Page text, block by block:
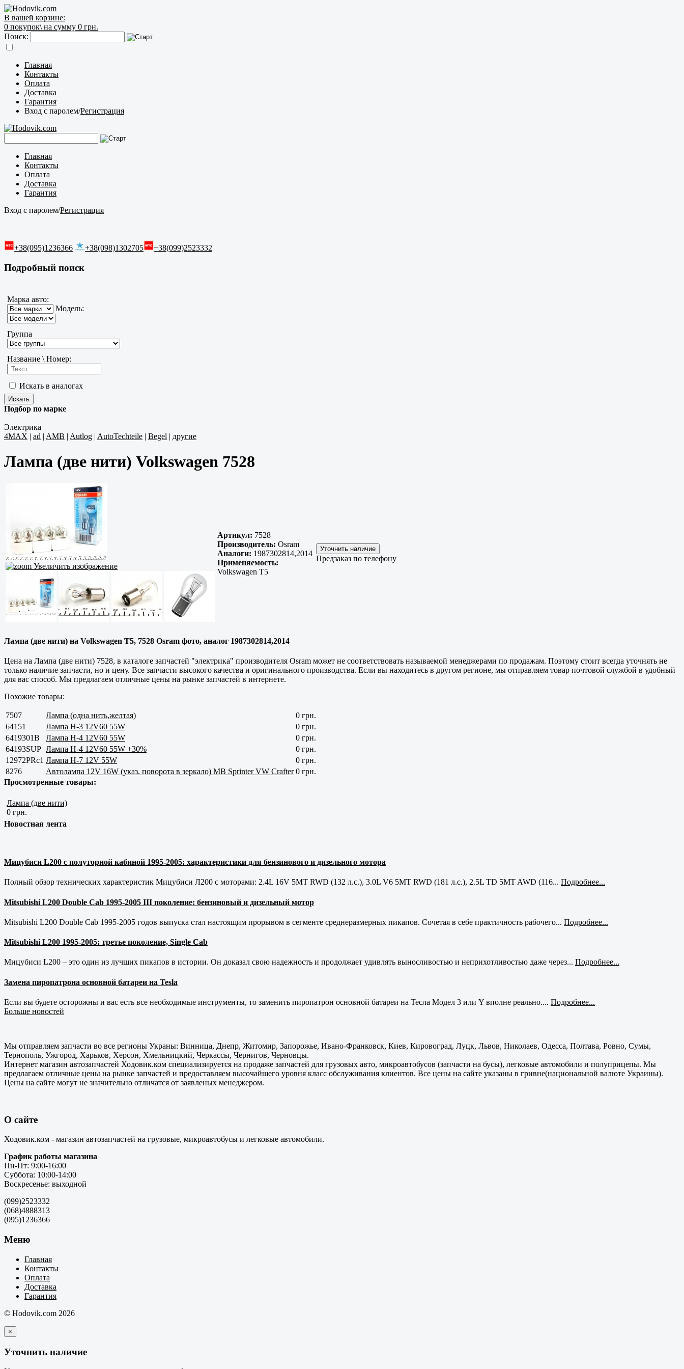
В вашей корзине:
0 покупок\ на сумму 0 грн.
Поиск:
Главная
Контакты
Оплата
Доставка
Гарантия
Вход с паролем/Регистрация
Главная
Контакты
Оплата
Доставка
Гарантия
Вход с паролем/Регистрация
+38(095)1236366 +38(098)1302705 +38(099)2523332
Подробный поиск
Марка авто:
Модель:
Группа
Название \ Номер:
Искать в аналогах
Подбор по марке
Электрика
4MAX | ad | AMB | Autlog | AutoTechteile | Begel | другие
Лампа (две нити) Volkswagen 7528
Увеличить изображение
Артикул: 7528
Производитель: Osram
Аналоги: 1987302814,2014
Применяемость:
Volkswagen T5
Предзаказ по телефону
Лампа (две нити) на Volkswagen T5, 7528 Osram фото, аналог 1987302814,2014
Цена на Лампа (две нити) 7528, в каталоге запчастей "электрика" производителя Osram может не соответствовать называемой менеджерами по продажам. Поэтому стоит всегда уточнять не
только наличие запчасти, но и цену. Все запчасти высокого качества и оригинального производства. Если вы находитесь в другом регионе, мы отправляем товар почтовой службой в удобный
для вас способ. Мы предлагаем отличные цены на рынке запчастей в интернете.
Похожие товары:
7507 Лампа (одна нить,желтая)
0 грн.
64151
Лампа H-3 12V60 55W
0 грн.
6419301B
Лампа H-4 12V60 55W
0 грн.
64193SUP Лампа H-4 12V60 55W +30%
0 грн.
12972PRс1 Лампа H-7 12V 55W
0 грн.
8276
Автолампа 12V 16W (указ. поворота в зеркало) MB Sprinter VW Crafter 0 грн.
Просмотренные товары:
Лампа (две нити)
0 грн.
Новостная лента
Мицубиси L200 с полуторной кабиной 1995-2005: характеристики для бензинового и дизельного мотора
Полный обзор технических характеристик Мицубиси Л200 с моторами: 2.4L 16V 5MT RWD (132 л.с.), 3.0L V6 5MT RWD (181 л.с.), 2.5L TD 5MT AWD (116... Подробнее...
Mitsubishi L200 Double Cab 1995-2005 III поколение: бензиновый и дизельный мотор
Mitsubishi L200 Double Cab 1995-2005 годов выпуска стал настоящим прорывом в сегменте среднеразмерных пикапов. Сочетая в себе практичность рабочего... Подробнее...
Mitsubishi L200 1995-2005: третье поколение, Single Cab
Мицубиси L200 – это один из лучших пикапов в истории. Он доказал свою надежность и продолжает удивлять выносливостью и неприхотливостью даже через... Подробнее...
Замена пиропатрона основной батареи на Tesla
Если вы будете осторожны и вас есть все необходимые инструменты, то заменить пиропатрон основной батареи на Тесла Модел 3 или Y вполне реально.... Подробнее...
Больше новостей
Мы отправляем запчасти во все регионы Украны: Винница, Днепр, Житомир, Запорожье, Ивано-Франковск, Киев, Кировоград, Луцк, Львов, Николаев, Одесса, Полтава, Ровно, Сумы,
Тернополь, Ужгород, Харьков, Херсон, Хмельницкий, Черкассы, Чернигов, Черновцы.
Интернет магазин автозапчастей Ходовик.ком специализируется на продаже запчастей для грузовых авто, микроавтобусов (запчасти на бусы), легковые автомобили и полуприцепы. Мы
предлагаем отличные цены на рынке запчастей и предоставляем высочайшего уровня класс обслуживания клиентов. Все цены на сайте указаны в гривне(национальной валюте Украины).
Цены на сайте могут не значительно отличатся от заявленых менеджером.
О сайте
Ходовик.ком - магазин автозапчастей на грузовые, микроавтобусы и легковые автомобили.
График работы магазина
Пн-Пт: 9:00-16:00
Суббота: 10:00-14:00
Воскресенье: выходной
(099)2523332
(068)4888313
(095)1236366
Меню
Главная
Контакты
Оплата
Доставка
Гарантия
© Hodovik.com 2026
×
Уточнить наличие